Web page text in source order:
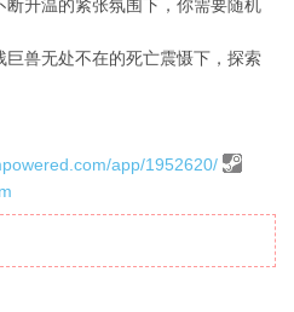
升温的紧张氛围下，你需要随机
兽无处不在的死亡震慑下，探索
app/1952620/